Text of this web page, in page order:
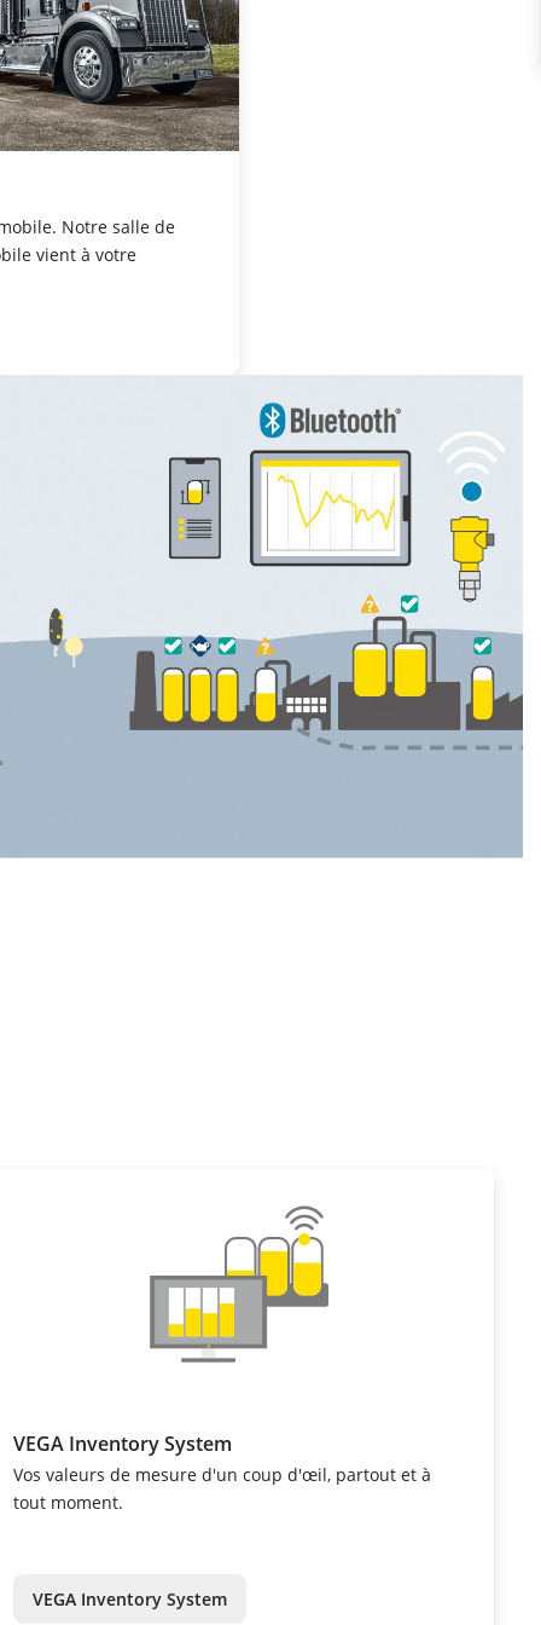
Notre salle de
vient à votre
VEGA Inventory System
Vos valeurs de mesure d'un coup d'œil, partout et à
tout moment.
VEGA Inventory System